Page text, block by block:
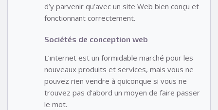
d’y parvenir qu’avec un site Web bien conçu et
fonctionnant correctement.
Sociétés de conception web
L’internet est un formidable marché pour les
nouveaux produits et services, mais vous ne
pouvez rien vendre à quiconque si vous ne
trouvez pas d’abord un moyen de faire passer
le mot.